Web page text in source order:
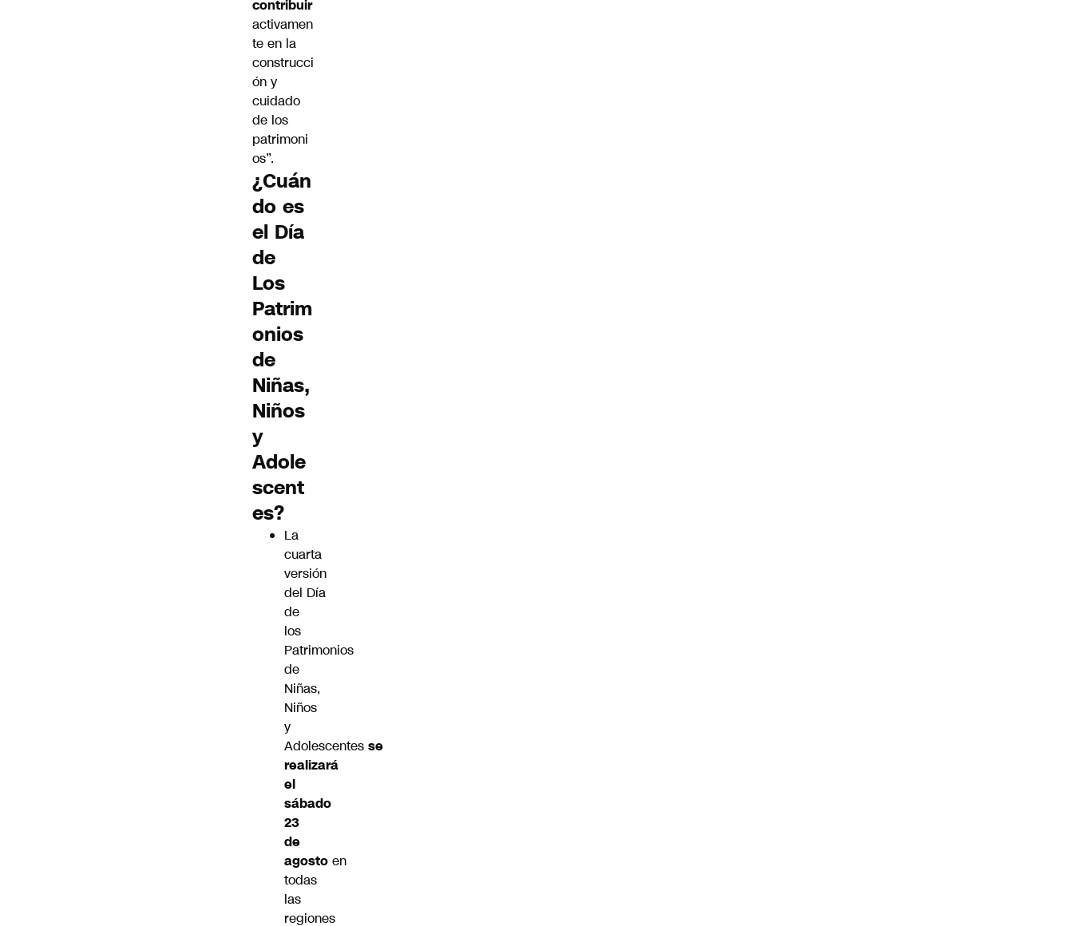
contribuir
activamen
te en la
construcci
ón y
cuidado
de los
patrimoni
os”.
¿Cuán
do es
el Día
de
Los
Patrim
onios
de
Niñas,
Niños
y
Adole
scent
es?
La
cuarta
versión
del Día
de
los
Patrimonios
de
Niñas,
Niños
y
Adolescentes se
realizará
el
sábado
23
de
agosto en
todas
las
regiones